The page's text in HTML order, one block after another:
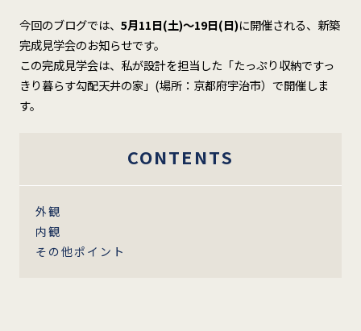
今回のブログでは、 5月11日(土)～19日(日)に開催される、新築
完成見学会のお知らせです。
この完成見学会は、私が設計を担当した「たっぷり収納ですっ
きり暮らす勾配天井の家」(場所：京都府宇治市）で開催しま
す。
CONTENTS
外観
内観
その他ポイント